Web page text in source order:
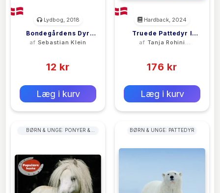
Lydbog, 2018
Bondegårdens Dyr
Med Sebastian Klein:
af Sebastian Klein
12 kr
Læg i kurv
Hardback, 2024
Truede Pattedyr I
Danmark
af Tanja Rohini
176 kr
Læg i kurv
BØRN & UNGE: PONYER &
BØRN & UNGE: PATTEDYR